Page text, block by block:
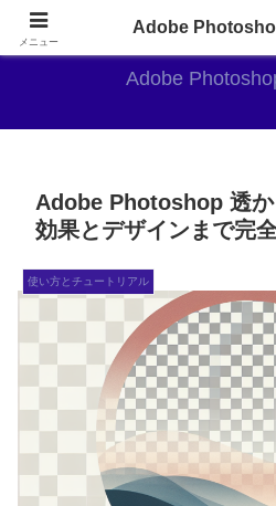
AdobePhotoshopが
Adobe
Adobe Photoshop 透か
効果とデザインまで完
使い方とチュートリアル
メニュー
Adobe